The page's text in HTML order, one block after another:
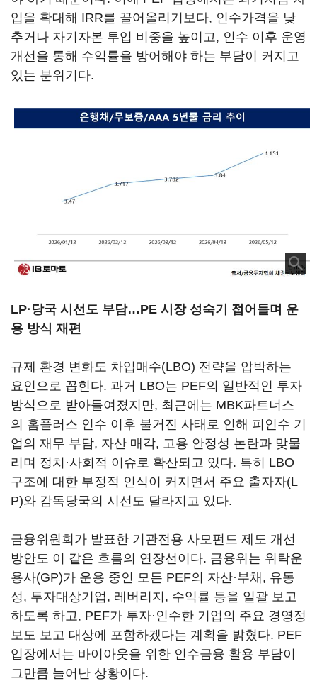
입을 확대해 IRR를 끌어올리기보다, 인수가격을 낮
추거나 자기자본 투입 비중을 높이고, 인수 이후 운영
개선을 통해 수익률을 방어해야 하는 부담이 커지고
있는 분위기다.
LP·당국 시선도 부담…PE 시장 성숙기 접어들며 운
용 방식 재편
규제 환경 변화도 차입매수(LBO) 전략을 압박하는
요인으로 꼽힌다. 과거 LBO는 PEF의 일반적인 투자
방식으로 받아들여졌지만, 최근에는 MBK파트너스
의 홈플러스 인수 이후 불거진 사태로 인해 피인수 기
업의 재무 부담, 자산 매각, 고용 안정성 논란과 맞물
리며 정치·사회적 이슈로 확산되고 있다. 특히 LBO
구조에 대한 부정적 인식이 커지면서 주요 출자자(L
P)와 감독당국의 시선도 달라지고 있다.
금융위원회가 발표한 기관전용 사모펀드 제도 개선
방안도 이 같은 흐름의 연장선이다. 금융위는 위탁운
용사(GP)가 운용 중인 모든 PEF의 자산·부채, 유동
성, 투자대상기업, 레버리지, 수익률 등을 일괄 보고
하도록 하고, PEF가 투자·인수한 기업의 주요 경영정
보도 보고 대상에 포함하겠다는 계획을 밝혔다. PEF
입장에서는 바이아웃을 위한 인수금융 활용 부담이
그만큼 늘어난 상황이다.